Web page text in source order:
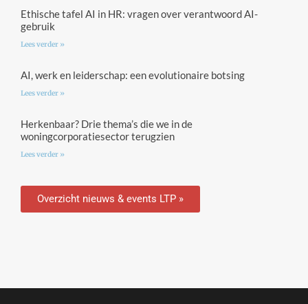
Ethische tafel AI in HR: vragen over verantwoord AI-
gebruik
Lees verder »
AI, werk en leiderschap: een evolutionaire botsing
Lees verder »
Herkenbaar? Drie thema’s die we in de
woningcorporatiesector terugzien
Lees verder »
Overzicht nieuws & events LTP »